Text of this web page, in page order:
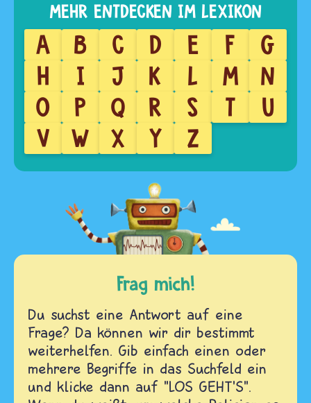
A B C D E F
G
H
I J K L M
N
O
P Q R S T
U
V
W X Y Z
Frag mich!
Du suchst eine Antwort auf eine
Frage? Da können wir dir bestimmt
weiterhelfen. Gib einfach einen oder
mehrere Begriffe in das Suchfeld ein
und klicke dann auf "LOS GEHT'S".